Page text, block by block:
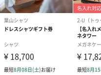
あり（280円）